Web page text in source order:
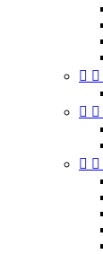
 
 
 